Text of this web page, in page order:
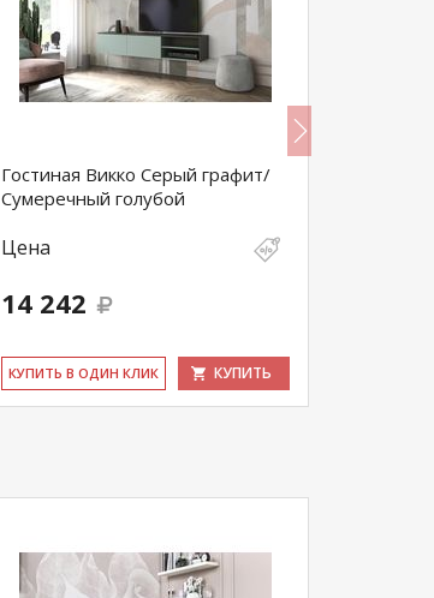
Гостиная Викко Серый графит/
Сумеречный голубой
Цена
14 242
КУ­ПИТЬ В ОДИН КЛИК КУПИТЬ